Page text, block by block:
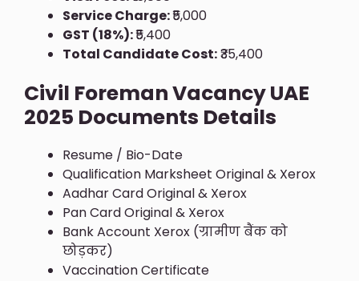
Service Charge:₹5,000
GST (18%):₹5,400
Total Candidate Cost:₹35,400
Civil Foreman Vacancy UAE
2025 Documents Details
Resume / Bio-Date
Qualification Marksheet Original & Xerox
Aadhar Card Original & Xerox
Pan Card Original & Xerox
Bank Account Xerox (ग्रामीण बैंक को
छोड़कर)
Vaccination Certificate